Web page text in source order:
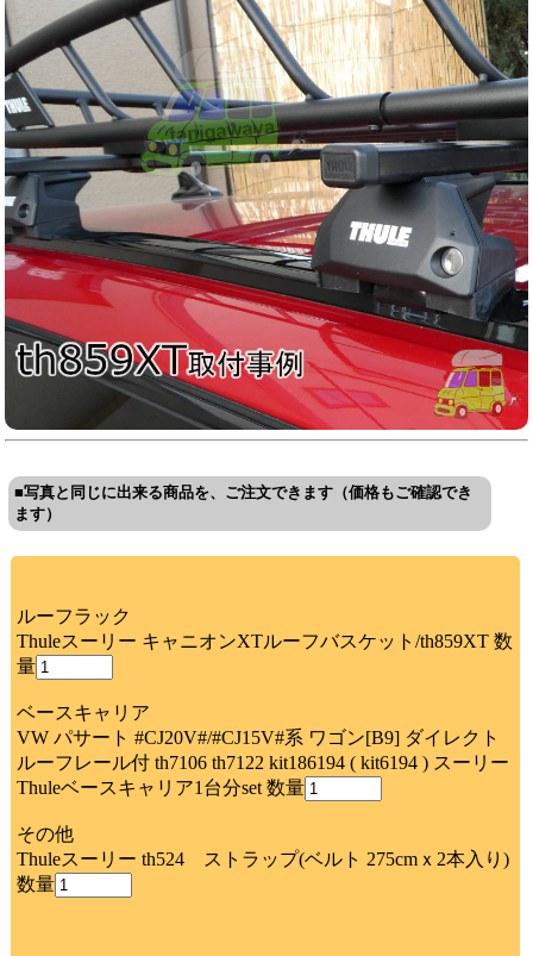
■写真と同じに出来る商品を、ご注文できます（価格もご確認でき
ます）
ルーフラック
Thuleスーリー キャニオンXTルーフバスケット/th859XT 数
量
ベースキャリア
VW パサート #CJ20V#/#CJ15V#系 ワゴン[B9] ダイレクト
ルーフレール付 th7106 th7122 kit186194 ( kit6194 ) スーリー
Thuleベースキャリア1台分set 数量
その他
Thuleスーリー th524 ストラップ(ベルト 275cmｘ2本入り)
数量